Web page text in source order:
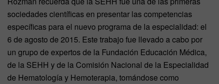
sociedades científicas en presentar las competencias
específicas para el nuevo programa de la especialidad: el
6 de agosto de 2015. Este trabajo fue llevado a cabo por
un grupo de expertos de la Fundación Educación Médica,
de la SEHH y de la Comisión Nacional de la Especialidad
de Hematología y Hemoterapia, tomándose como